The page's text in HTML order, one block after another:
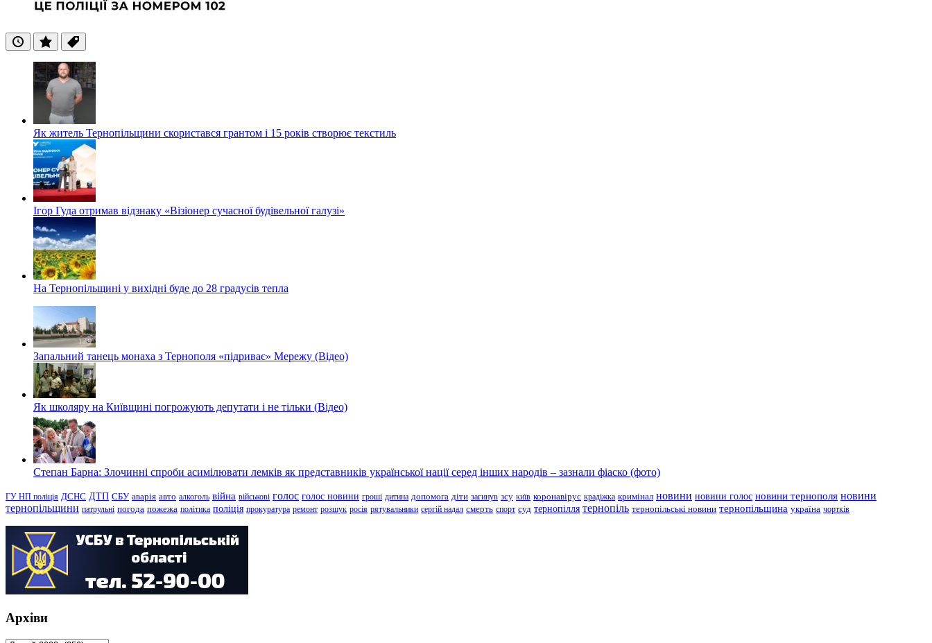
ОстанніПопулярні
Теги
Як житель Тернопільщини скористався грантом і 15 років створює текстиль
Ігор Гуда отримав відзнаку «Візіонер сучасної будівельної галузі»
На Тернопільщині у вихідні буде до 28 градусів тепла
Запальний танець монаха з Тернополя «підриває» Мережу (Відео)
Як школяру на Київщині погрожують депутати і не тільки (Відео)
Степан Барна: Злочинні спроби асимілювати лемків як представників української нації серед інших народів – зазнали фіаско (фото)
ГУ НП поліція ДСНС ДТП СБУ аварія авто алкоголь війна військові голос голос новини гроші дитина допомога діти загинув зсу київ коронавірус крадіжка кримінал новини новини голос новини тернополя новини
тернопільщини патрульні погода пожежа політика поліція прокуратура ремонт розшук росія рятувальники сергій надал смерть спорт суд тернопілля тернопіль тернопільські новини тернопільщина україна чортків
Архіви